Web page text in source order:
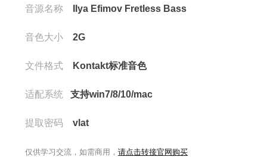
音源名称 Ilya Efimov Fretless Bass
音色大小 2G
文件格式 Kontakt标准音色
适配系统 支持win7/8/10/mac
提取密码 vlat
仅供学习交流，如需商用， 请点击转接官网购买